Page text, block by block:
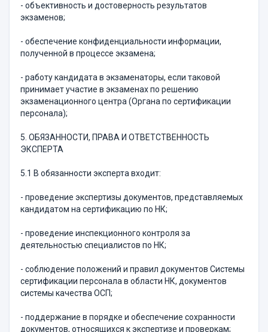
- объективность и достоверность результатов
экзаменов;
- обеспечение конфиденциальности информации,
полученной в процессе экзамена;
- работу кандидата в экзаменаторы, если таковой
принимает участие в экзаменах по решению
экзаменационного центра (Органа по сертификации
персонала);
5. ОБЯЗАННОСТИ, ПРАВА И ОТВЕТСТВЕННОСТЬ
ЭКСПЕРТА
5.1 В обязанности эксперта входит:
- проведение экспертизы документов, представляемых
кандидатом на сертификацию по НК;
- проведение инспекционного контроля за
деятельностью специалистов по НК;
- соблюдение положений и правил документов Системы
сертификации персонала в области НК, документов
системы качества ОСП;
- поддержание в порядке и обеспечение сохранности
документов, относящихся к экспертизе и проверкам;